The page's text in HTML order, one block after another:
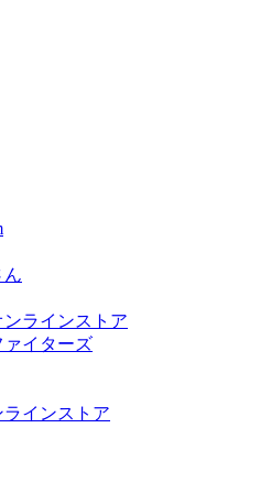
ん
ラインストア
イターズ
インストア